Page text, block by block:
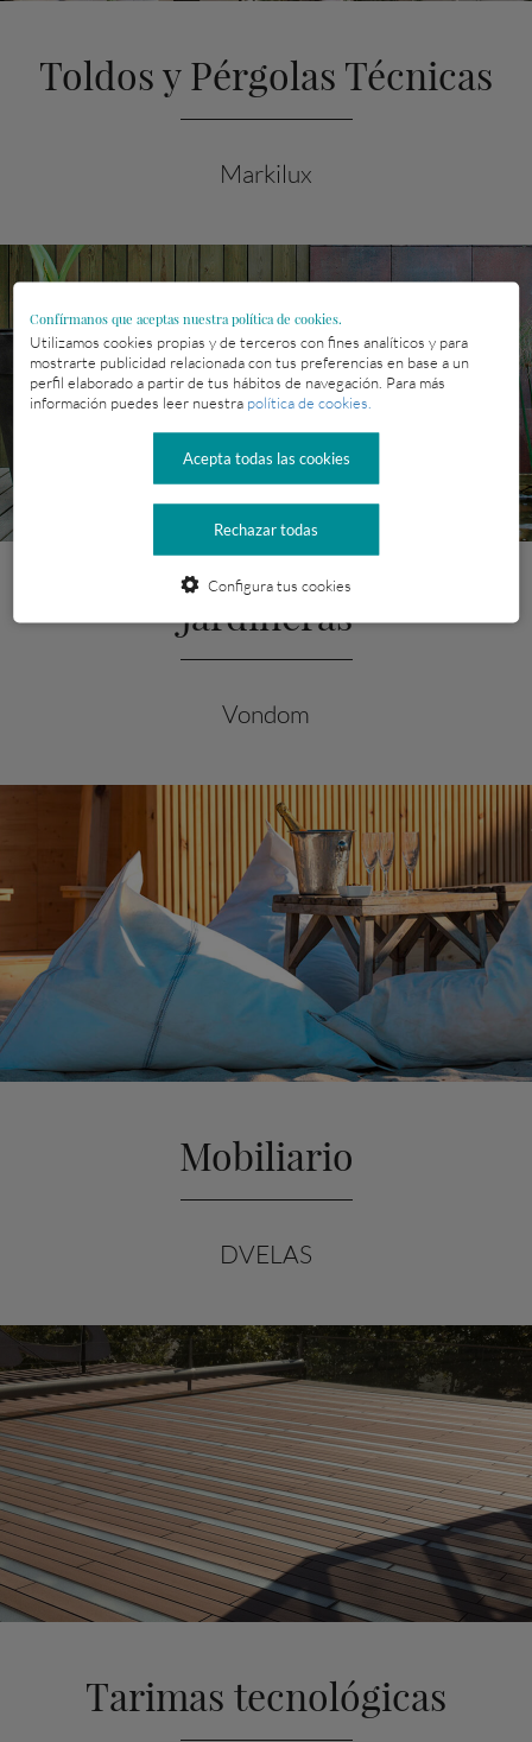
Toldos y Pérgolas Técnicas
Markilux
Jardineras
Vondom
Mobiliario
DVELAS
Tarimas tecnológicas
Confírmanos que aceptas nuestra política de cookies.
Utilizamos cookies propias y de terceros con fines analíticos y para
mostrarte publicidad relacionada con tus preferencias en base a un
perfil elaborado a partir de tus hábitos de navegación. Para más
información puedes leer nuestra política de cookies.
Acepta todas las cookies
Rechazar todas
Configura tus cookies